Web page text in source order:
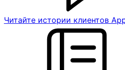
Читайте истории клиентов